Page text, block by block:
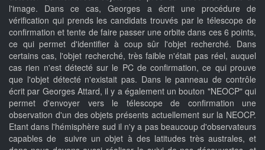
l'image. Dans ce cas, Georges a écrit une procédure de
vérification qui prends les candidats trouvés par le télescope de
confirmation et tente de faire passer une orbite dans ces 6 points,
ce qui permet d'identifier à coup sûr l'objet recherché. Dans
certains cas, l'objet recherché, très faible n'était pas réel, auquel
cas rien n'est détecté sur le PC de confirmation, ce qui prouve
que l'objet détecté n'existait pas. Dans le panneau de contrôle
écrit par Georges Attard, il y a également un bouton "NEOCP" qui
permet d'envoyer vers le télescope de confirmation une
observation d'un des objets présents actuellement sur la NEOCP.
Etant dans l'hémisphère sud il n'y a pas beaucoup d'observateurs
capables de suivre un objet à des latitudes très australes, et